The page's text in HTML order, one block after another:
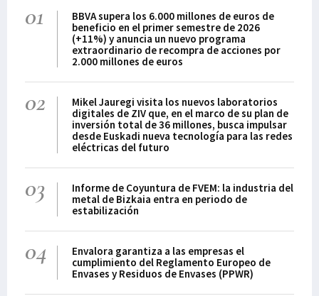
01
BBVA supera los 6.000 millones de euros de
beneficio en el primer semestre de 2026
(+11%) y anuncia un nuevo programa
extraordinario de recompra de acciones por
2.000 millones de euros
02
Mikel Jauregi visita los nuevos laboratorios
digitales de ZIV que, en el marco de su plan de
inversión total de 36 millones, busca impulsar
desde Euskadi nueva tecnología para las redes
eléctricas del futuro
03
Informe de Coyuntura de FVEM: la industria del
metal de Bizkaia entra en periodo de
estabilización
04
Envalora garantiza a las empresas el
cumplimiento del Reglamento Europeo de
Envases y Residuos de Envases (PPWR)